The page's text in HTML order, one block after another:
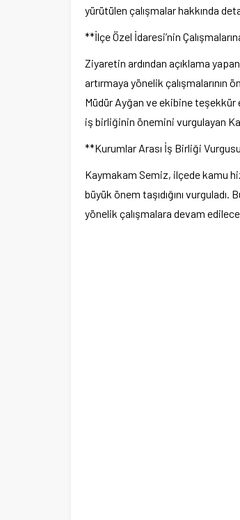
yürütülen çalışmalar hakkında
**İlçe Özel İdaresi’nin
Ziyaretin ardından açıklama
artırmaya yönelik çalışmalarının
Müdür Ayğan ve ekibine
iş birliğinin önemini vurgulayan
**Kurumlar Arası İş Birliği
Kaymakam Semiz, ilçede kamu
büyük önem taşıdığını
yönelik çalışmalara devam
Ege Üniversitesi
merkez tahsis